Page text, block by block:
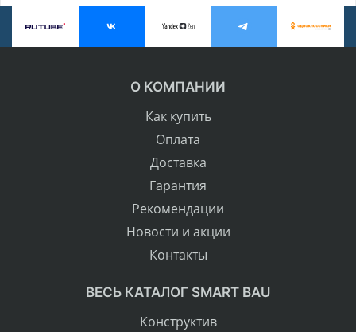
О КОМПАНИИ
Как купить
Оплата
Доставка
Гарантия
Рекомендации
Новости и акции
Контакты
ВЕСЬ КАТАЛОГ SMART BAU
Конструктив